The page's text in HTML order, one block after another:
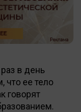
в день
ее тело
говорят